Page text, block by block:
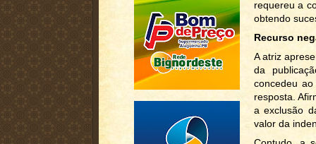
requereu a
obtendo
Recurso
A atriz
da
concedeu
resposta.
a exclusão
valor da